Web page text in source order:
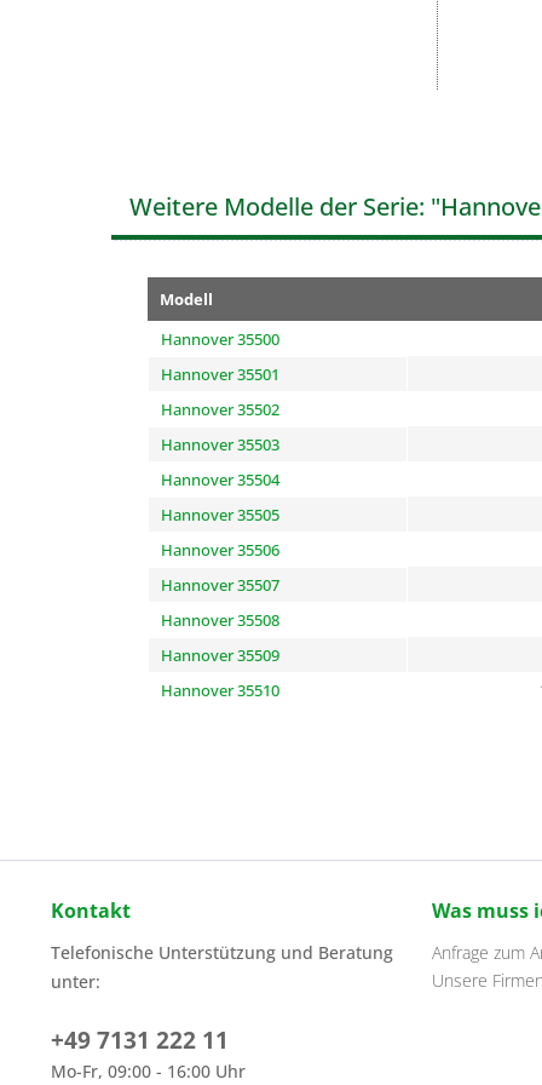
Weitere Modelle der Serie:
Modell
Hannover 35500
Hannover 35501
Hannover 35502
Hannover 35503
Hannover 35504
Hannover 35505
Hannover 35506
Hannover 35507
Hannover 35508
Hannover 35509
Hannover 35510
Kontakt
Telefonische Unterstützung und Beratung
unter:
+49 7131 222 11
Mo-Fr, 09:00 - 16:00 Uhr
Was muss
Anfrage zum
Unsere